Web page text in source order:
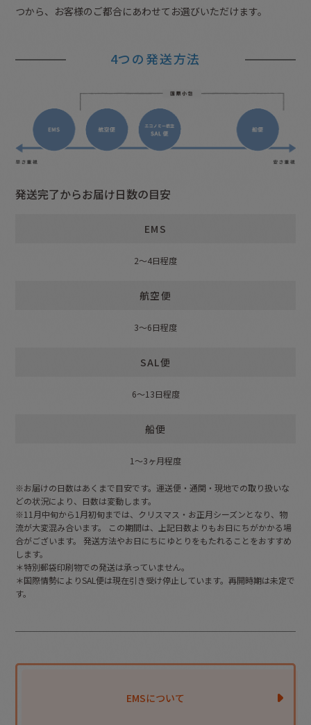
つから、お客様のご都合にあわせてお選びいただけます。
4つの発送方法
発送完了からお届け日数の目安
EMS
2〜4日程度
航空便
3〜6日程度
SAL便
6〜13日程度
船便
1〜3ヶ月程度
※お届けの日数はあくまで目安です。運送便・通関・現地での取り扱いな
どの状況により、日数は変動します。
※11月中旬から1月初旬までは、クリスマス・お正月シーズンとなり、物
流が大変混み合います。 この期間は、上記日数よりもお日にちがかかる場
合がございます。 発送方法やお日にちにゆとりをもたれることをおすすめ
します。
＊特別郵袋印刷物での発送は承っていません。
＊国際情勢によりSAL便は現在引き受け停止しています。再開時期は未定で
す。
EMSについて